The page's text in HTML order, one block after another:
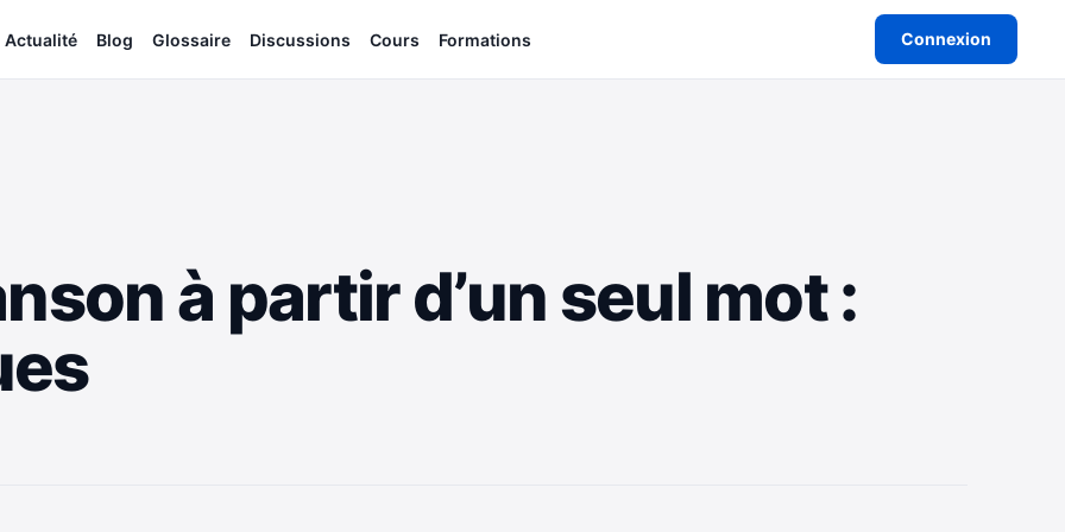
Actualité Blog Glossaire Discussions Cours Formations Connexion
à partir d’un seul mot :